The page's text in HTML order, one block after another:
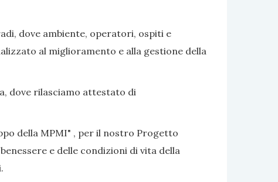
dove ambiente, operatori, ospiti e
al miglioramento e alla gestione della
dove rilasciamo attestato di
della MPMI" , per il nostro Progetto
e delle condizioni di vita della